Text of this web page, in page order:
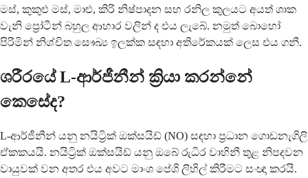
මස්, කුකුළු මස්, මාළු, කිරි නිෂ්පාදන සහ රනිල කුලයට අයත් ශාක
වැනි ප්‍රෝටීන් බහුල ආහාර වලින් ද එය ලැබේ. නමුත් බොහෝ
පිරිමින් නිශ්චිත සෞඛ්‍ය ඉලක්ක සඳහා අතිරේකයක් ලෙස එය ගනී.
ශරීරයේ L-ආර්ජීනීන් ක්‍රියා කරන්නේ
කෙසේද?
L-ආර්ජීනීන් යනු නයිට්‍රික් ඔක්සයිඩ් (NO) සඳහා ප්‍රධාන ගොඩනැගිලි
ඒකකයයි. නයිට්‍රික් ඔක්සයිඩ් යනු ඔබේ රුධිර වාහිනී තුළ නිපදවන
වායුවක් වන අතර එය අවට මාංශ පේශි ලිහිල් කිරීමට සංඥා කරයි.